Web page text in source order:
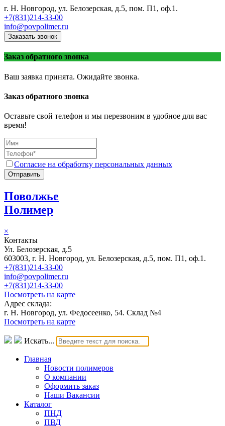
г. Н. Новгород, ул. Белозерская, д.5, пом. П1, оф.1.
+7(831)214-33-00
info@povpolimer.ru
Заказать звонок
Заказ обратного звонка
Ваш заявка принята. Ожидайте звонка.
Заказ обратного звонка
Оставьте свой телефон и мы перезвоним в удобное для вас
время!
Согласие на обработку персональных данных
Отправить
Поволжье
Полимер
×
Контакты
Ул. Белозерская, д.5
603003, г. Н. Новгород, ул. Белозерская, д.5, пом. П1, оф.1.
+7(831)214-33-00
info@povpolimer.ru
+7(831)214-33-00
Посмотреть на карте
Адрес склада:
г. Н. Новгород, ул. Федосеенко, 54. Склад №4
Посмотреть на карте
Искать...
Главная
Новости полимеров
О компании
Оформить заказ
Наши Вакансии
Каталог
ПНД
ПВД